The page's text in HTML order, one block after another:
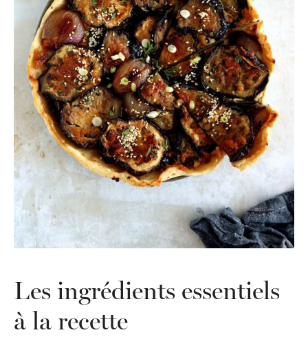
Les ingrédients essentiels
à la recette